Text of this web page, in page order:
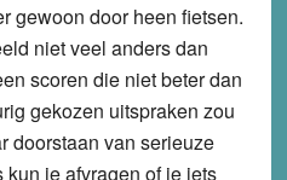
gewoon door heen fietsen.
niet veel anders dan
scoren die niet beter dan
gekozen uitspraken zou
doorstaan van serieuze
je afvragen of je iets